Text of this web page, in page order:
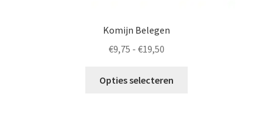
Komijn Belegen
€9,75 - €19,50
tot
Opties selecteren